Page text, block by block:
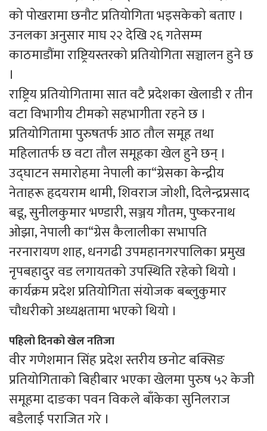
को पोखरामा छनौट प्रतियोगिता भइसकेको बताए ।
उनलका अनुसार माघ २२ देखि २६ गतेसम्म
काठमाडौंमा राष्ट्रियस्तरको प्रतियोगिता सञ्चालन हुने छ
।
राष्ट्रिय प्रतियोगितामा सात वटै प्रदेशका खेलाडी र तीन
वटा विभागीय टीमको सहभागीता रहने छ ।
प्रतियोगितामा पुरुषतर्फ आठ तौल समूह तथा
महिलातर्फ छ वटा तौल समूहका खेल हुने छन् ।
उद्घाटन समारोहमा नेपाली का“ग्रेसका केन्द्रीय
नेताहरू हृदयराम थामी, शिवराज जोशी, दिलेन्द्रप्रसाद
बडू, सुनीलकुमार भण्डारी, सञ्जय गौतम, पुष्करनाथ
ओझा, नेपाली का“ग्रेस कैलालीका सभापति
नरनारायण शाह, धनगढी उपमहानगरपालिका प्रमुख
नृपबहादुर वड लगायतको उपस्थिति रहेको थियो ।
कार्यक्रम प्रदेश प्रतियोगिता संयोजक बब्लुकुमार
चौधरीको अध्यक्षतामा भएको थियो ।
पहिलो दिनको खेल नतिजा
वीर गणेशमान सिंह प्रदेश स्तरीय छनोट बक्सिङ
प्रतियोगिताको बिहीबार भएका खेलमा पुरुष ५२ केजी
समूहमा दाङका पवन विकले बाँकेका सुनिलराज
बडैलाई पराजित गरे ।